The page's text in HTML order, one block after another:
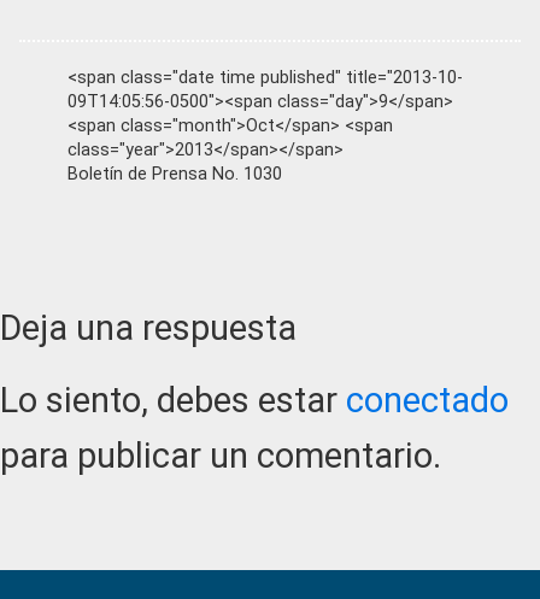
<span class="date time published" title="2013-10-
09T14:05:56-0500"><span class="day">9</span>
<span class="month">Oct</span> <span
class="year">2013</span></span>
Boletín de Prensa No. 1030
Reader
Interactions
Deja una respuesta
Lo siento, debes estar conectado
para publicar un comentario.